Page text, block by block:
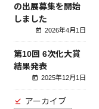
の出展募集を開始
しました
2026年4月1日
第10回 6次化大賞
結果発表
2025年12月1日
アーカイブ